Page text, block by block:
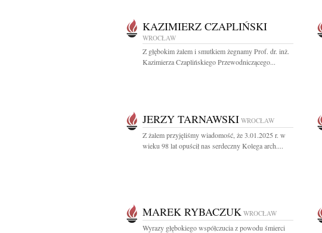
KAZIMIERZ CZAPLIŃSKI
WROCŁAW
Z głębokim żalem i smutkiem żegnamy Prof. dr. inż.
Kazimierza Czaplińskiego Przewodniczącego...
JERZY TARNAWSKI WROCŁAW
Z żalem przyjęliśmy wiadomość, że 3.01.2025 r. w
wieku 98 lat opuścił nas serdeczny Kolega arch....
MAREK RYBACZUK WROCŁAW
Wyrazy głębokiego współczucia z powodu śmierci